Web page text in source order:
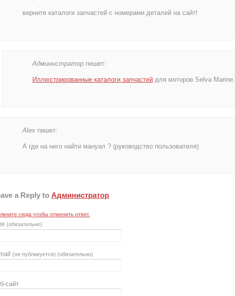
верните каталоги запчастей с номерами деталей на сайт!
Администратор пишет:
Иллюстрированные каталоги запчастей для моторов Selva Marine.
Alex пишет:
А где на него найти мануал ? (руководство пользователя)
a Reply to Администратор
сюда чтобы отменить ответ.
(обязательно)
(не публикуется) (обязательно)
сайт